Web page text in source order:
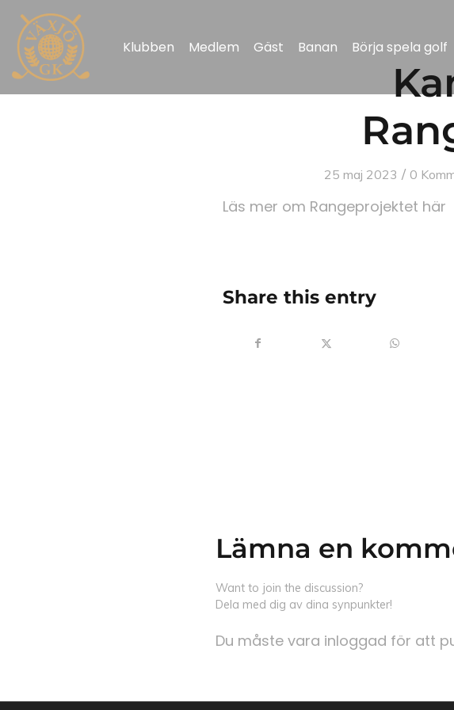
Klubben Medlem Gäst Banan Börja spela golf
25 maj 2023 / 0
Läs mer om Rangeprojektet här
Share this entry
Lämna en
Want to join the discussion?
Dela med dig av dina synpunkter!
Du måste vara inloggad för att